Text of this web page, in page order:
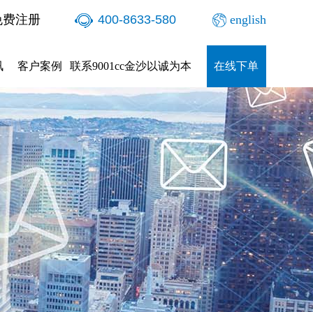
费注册 400-8633-580 english
客户案例 联系9001cc金沙以诚为本 在线下单